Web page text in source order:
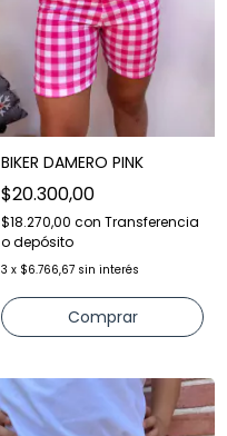
BIKER DAMERO PINK
$20.300,00
$18.270,00 con Transferencia
o depósito
3 x $6.766,67 sin interés
Comprar